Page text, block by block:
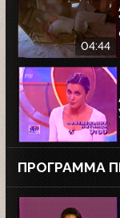
04:44
ПРОГРАММА